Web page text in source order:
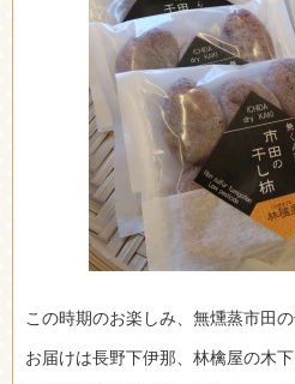
この時期のお楽しみ、無燻蒸市田
お届けは長野下伊那、林檎屋の木下